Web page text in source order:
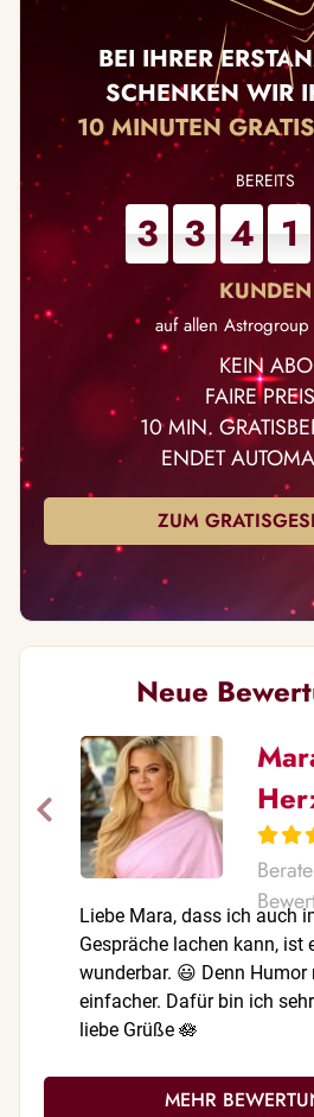
BEI IHRER
SCHENKEN WIR
10 MINUTEN
3 3 4 1
auf allen Astrogroup
KEIN ABO
FAIRE
10 MIN.
ENDET
ZUM
Neue
Liebe Mara, dass ich auch
Gespräche lachen kann, ist
wunderbar. 😃 Denn
einfacher. Dafür bin ich
liebe Grüße 🪷
MEHR